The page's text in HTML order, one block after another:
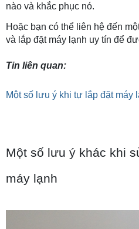
nào và khắc phục nó.
Hoặc bạn có thể liên hệ đến
và lắp đặt máy lạnh uy tín để
Tin liên quan:
Một số lưu ý khi tự lắp đặt máy
Một số lưu ý khác khi
máy lạnh